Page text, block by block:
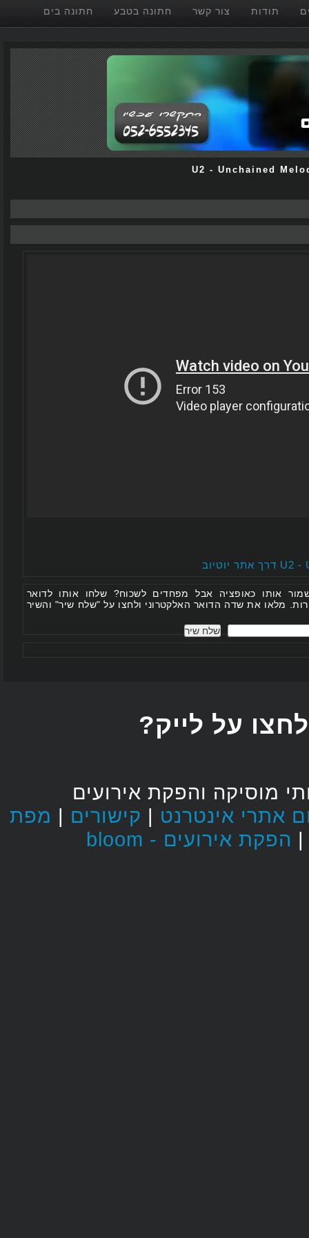
תודות צור קשר חתונה בטבע חתונה בים
U2-Unchained
אותו כאופציה אבל מפחדים לשכוח? שלחו אותו לדואר
מלאו את שדה הדואר האלקטרוני ולחצו על "שלח שיר" והשיר
על לייק?
מוסיקה והפקת אירועים
| קישורים| מפת
הפקת אירועים - bloom